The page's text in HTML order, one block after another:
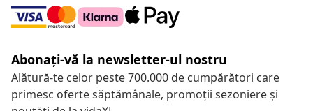
Abonați-vă la newsletter-ul nostru
Alătură-te celor peste 700.000 de cumpărători care
primesc oferte săptămânale, promoții sezoniere și